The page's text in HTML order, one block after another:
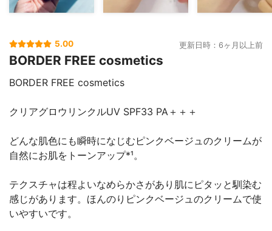
5.00 更新日時：6ヶ月以上前
BORDER FREE cosmetics
BORDER FREE cosmetics
クリアグロウリンクルUV SPF33 PA＋＋＋
どんな肌色にも瞬時になじむピンクベージュのクリームが
自然にお肌をトーンアップ*¹。
テクスチャは程よいなめらかさがあり肌にピタッと馴染む
感じがあります。ほんのりピンクベージュのクリームで使
いやすいです。